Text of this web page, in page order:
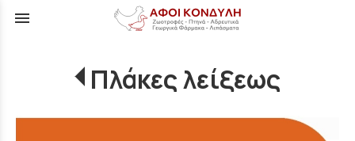
menu
Πλάκες λείξεως